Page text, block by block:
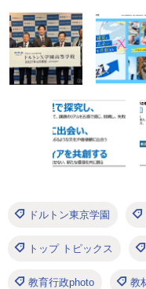
ドルトン東京学園
トップ トピックス
教育行政photo 教